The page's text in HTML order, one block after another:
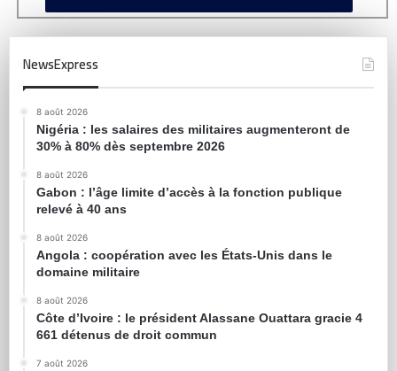
NewsExpress
8 août 2026
Nigéria : les salaires des militaires augmenteront de
30% à 80% dès septembre 2026
8 août 2026
Gabon : l’âge limite d’accès à la fonction publique
relevé à 40 ans
8 août 2026
Angola : coopération avec les États-Unis dans le
domaine militaire
8 août 2026
Côte d’Ivoire : le président Alassane Ouattara gracie 4
661 détenus de droit commun
7 août 2026